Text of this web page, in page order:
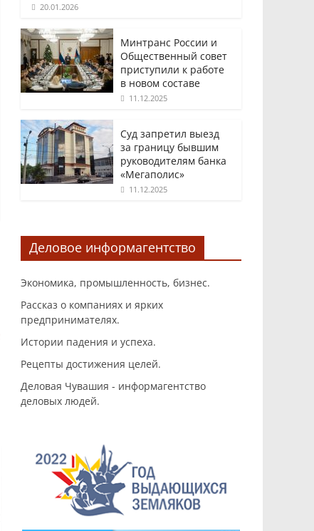
20.01.2026
Минтранс России и
Общественный совет
приступили к работе
в новом составе
11.12.2025
Суд запретил выезд
за границу бывшим
руководителям банка
«Мегаполис»
11.12.2025
Деловое информагентство
Экономика, промышленность, бизнес.
Рассказ о компаниях и ярких
предпринимателях.
Истории падения и успеха.
Рецепты достижения целей.
Деловая Чувашия - информагентство
деловых людей.